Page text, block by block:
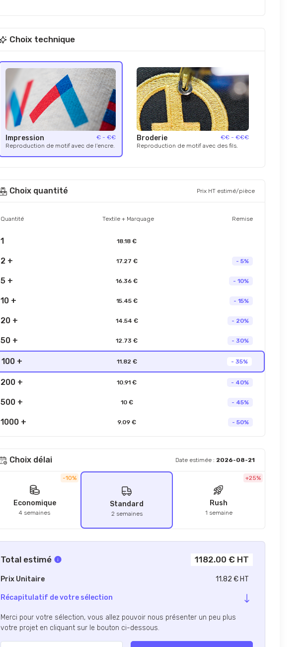
Choix technique
Impression
€ - €€
Reproduction de motif avec de l’encre.
Broderie
€€ - €€€
Reproduction de motif avec des fils.
Choix quantité Prix HT estimé/pièce
Quantité Textile + Marquage Remise
1 18.18 €
2 + 17.27 € - 5%
5 + 16.36 € - 10%
10 + 15.45 € - 15%
20 + 14.54 € - 20%
50 + 12.73 € - 30%
100 + 11.82 € - 35%
200 + 10.91 € - 40%
500 + 10 € - 45%
1000 + 9.09 € - 50%
Choix délai Date estimée : 2026-08-21
-10%
Economique
4 semaines
Standard
2 semaines
+25%
Rush
1 semaine
Total estimé 1182.00 € HT
Prix Unitaire 11.82 € HT
Récapitulatif de votre sélection
Merci pour votre sélection, vous allez pouvoir nous présenter un peu plus
votre projet en cliquant sur le bouton ci-dessous.